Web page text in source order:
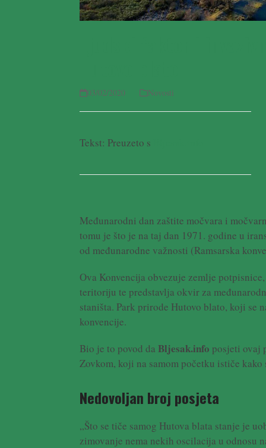
03/02/2020 Novosti
Tekst: Preuzeto s
Međunarodni dan zaštite močvara i
tomu je što je na taj dan 1971. godine u
od međunarodne važnosti (Ramsarska
Ova Konvencija obvezuje zemlje
teritoriju te predstavlja okvir za
staništa. Park prirode Hutovo blato, koji se
konvencije.
Bio je to povod daBljesak.info posjeti ovaj
Zovkom, koji na samom početku ističe
Nedovoljan broj posjeta
„Što se tiče samog Hutova blata stanje je
zimovanje nema nekih oscilacija u odnosu